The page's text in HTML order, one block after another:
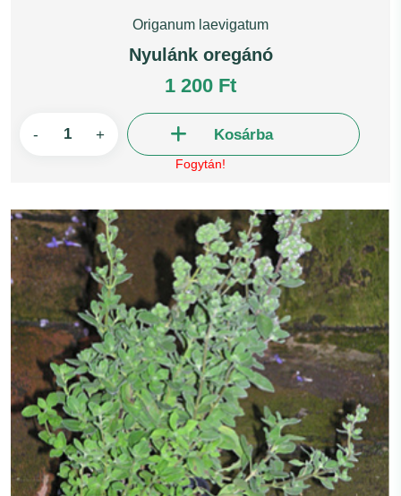
Origanum laevigatum
Nyulánk oregánó
1 200 Ft
- + Kosárba
Fogytán!